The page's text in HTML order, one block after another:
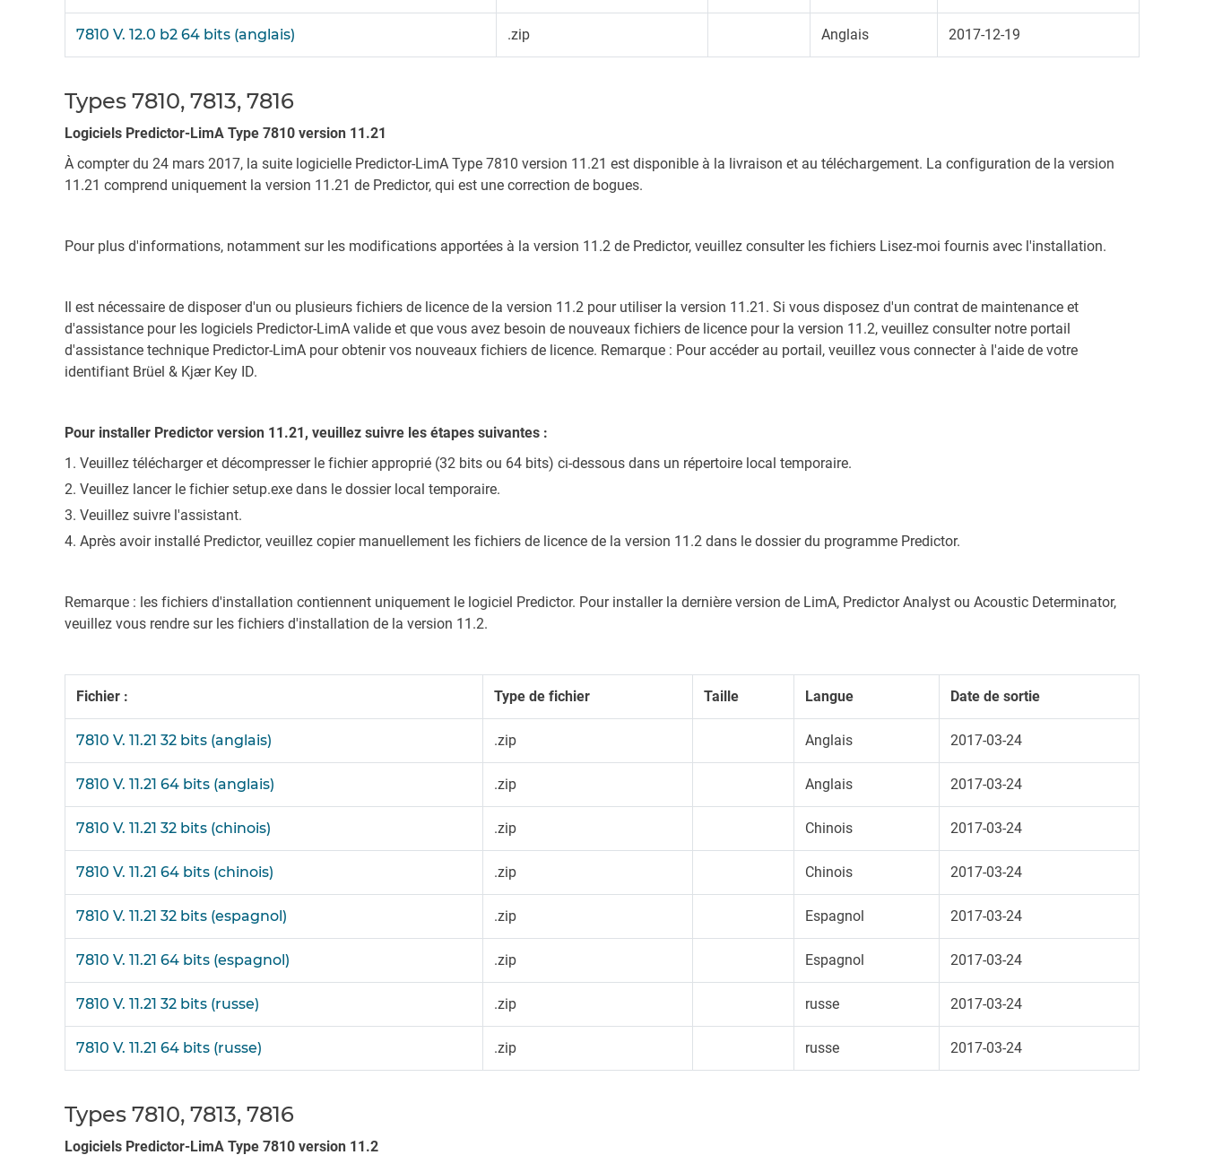
7810 V. 12.0 b2 64 bits (anglais) .zip Anglais 2017-12-19
Types 7810, 7813, 7816
Logiciels Predictor-LimA Type 7810 version 11.21
À compter du 24 mars 2017, la suite logicielle Predictor-LimA Type 7810 version 11.21 est disponible à la livraison et au téléchargement. La configuration de la version
11.21 comprend uniquement la version 11.21 de Predictor, qui est une correction de bogues.
Pour plus d'informations, notamment sur les modifications apportées à la version 11.2 de Predictor, veuillez consulter les fichiers Lisez-moi fournis avec l'installation.
Il est nécessaire de disposer d'un ou plusieurs fichiers de licence de la version 11.2 pour utiliser la version 11.21. Si vous disposez d'un contrat de maintenance et
d'assistance pour les logiciels Predictor-LimA valide et que vous avez besoin de nouveaux fichiers de licence pour la version 11.2, veuillez consulter notre portail
d'assistance technique Predictor-LimA pour obtenir vos nouveaux fichiers de licence. Remarque : Pour accéder au portail, veuillez vous connecter à l'aide de votre
identifiant Brüel & Kjær Key ID.
Pour installer Predictor version 11.21, veuillez suivre les étapes suivantes :
Veuillez télécharger et décompresser le fichier approprié (32 bits ou 64 bits) ci-dessous dans un répertoire local temporaire.
Veuillez lancer le fichier setup.exe dans le dossier local temporaire.
Veuillez suivre l'assistant.
Après avoir installé Predictor, veuillez copier manuellement les fichiers de licence de la version 11.2 dans le dossier du programme Predictor.
Remarque : les fichiers d'installation contiennent uniquement le logiciel Predictor. Pour installer la dernière version de LimA, Predictor Analyst ou Acoustic Determinator,
veuillez vous rendre sur les fichiers d'installation de la version 11.2.
Fichier : Type de fichier Taille Langue Date de sortie
7810 V. 11.21 32 bits (anglais) .zip Anglais 2017-03-24
7810 V. 11.21 64 bits (anglais) .zip Anglais 2017-03-24
7810 V. 11.21 32 bits (chinois) .zip Chinois 2017-03-24
7810 V. 11.21 64 bits (chinois) .zip Chinois 2017-03-24
7810 V. 11.21 32 bits (espagnol) .zip Espagnol 2017-03-24
7810 V. 11.21 64 bits (espagnol) .zip Espagnol 2017-03-24
7810 V. 11.21 32 bits (russe) .zip russe 2017-03-24
7810 V. 11.21 64 bits (russe) .zip russe 2017-03-24
Types 7810, 7813, 7816
Logiciels Predictor-LimA Type 7810 version 11.2